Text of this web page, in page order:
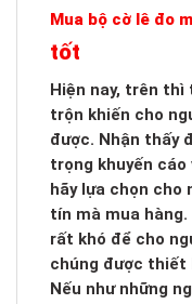
Mua bộ cờ lê đo
tốt
Hiện nay, trên thì
trộn khiến cho
được. Nhận thấy
trọng khuyến cáo
hãy lựa chọn cho
tín mà mua hàng.
rất khó để cho
chúng được thiết
Nếu như những